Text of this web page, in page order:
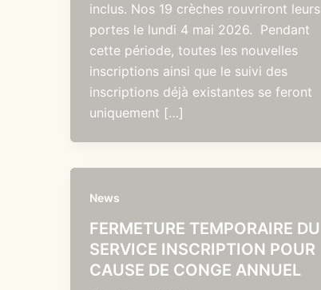
inclus. Nos 19 crèches rouvriront leurs
portes le lundi 4 mai 2026. Pendant
cette période, toutes les nouvelles
inscriptions ainsi que le suivi des
inscriptions déjà existantes se feront
uniquement […]
News
FERMETURE TEMPORAIRE DU
SERVICE INSCRIPTION POUR
CAUSE DE CONGE ANNUEL